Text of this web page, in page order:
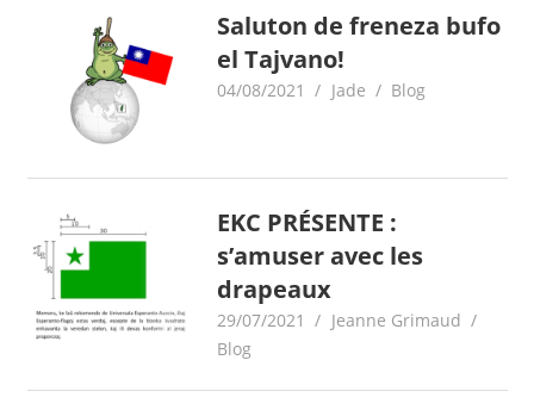
Saluton de freneza bufo
el Tajvano!
04/08/2021 Jade Blog
EKC PRÉSENTE :
s’amuser avec les
drapeaux
29/07/2021
Jeanne Grimaud
Blog